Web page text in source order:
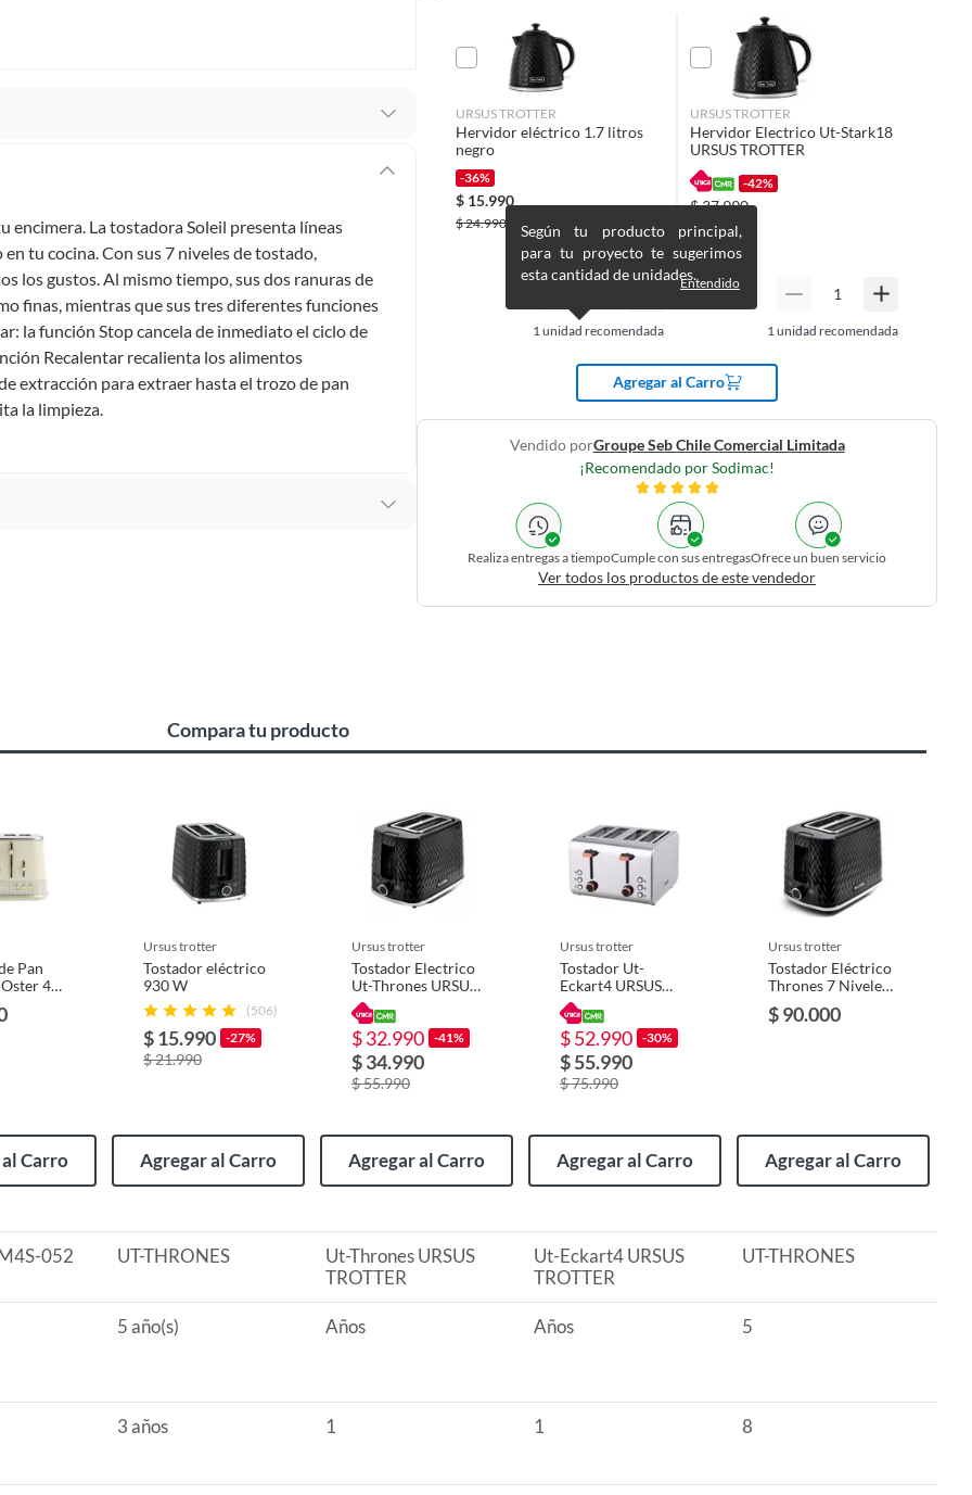
intactos y sin uso, tal como te lo entregamos. Ten
deteriorarse o caducar con rapidez.
. Debe estar en perfecto estado, con todas sus
electrónica, por ejemplo, cupones de experiencia o
en esa condición a un precio reducido.
encimera. La tostadora Soleil presenta líneas
tu cocina. Con sus 7 niveles de tostado,
los gustos. Al mismo tiempo, sus dos ranuras de
finas, mientras que sus tres diferentes funciones
la función Stop cancela de inmediato el ciclo de
Recalentar recalienta los alimentos
extracción para extraer hasta el trozo de pan
la limpieza.
URSUS TROTTER
Hervidor eléctrico 1.7 litros
negro
-36%
$ 15.990
$24.990
1 unidad recomendada
Según tu producto principal,
para tu proyecto te sugerimos
esta cantidad de unidades.Entendido
URSUS TROTTER
Hervidor Electrico Ut-Stark18
URSUS TROTTER
-42%
$37.990
$39.990
$65.990
1 unidad recomendada
Agregar al Carro
Vendido porGroupe Seb Chile Comercial Limitada
¡Recomendado por Sodimac!
Realiza entregas a tiempoCumple con sus entregasOfrece un buen servicio
Ver todos los productos de este vendedor
Compara tu producto
Pan
4
Carro
ursus trotter
Tostador eléctrico
930 W
(506)
$ 15.990 -27%
$ 21.990
Agregar al Carro
ursus trotter
Tostador Electrico
Ut-Thrones URSUS
TROTTER
$ 32.990 -41%
$ 34.990
$ 55.990
Agregar al Carro
ursus trotter
Tostador Ut-
Eckart4 URSUS
TROTTER
$ 52.990 -30%
$ 55.990
$ 75.990
Agregar al Carro
ursus trotter
Tostador Eléctrico
Thrones 7 Niveles
Defrost Para 2
Panes
$ 90.000
Agregar al Carro
052 UT-THRONES
Ut-Thrones URSUS
TROTTER
Ut-Eckart4 URSUS
TROTTER
UT-THRONES
5 año(s) Años Años 5
3 años 1 1 8